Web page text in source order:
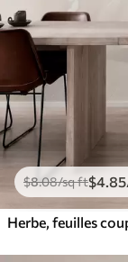
$8.08/sq ft$4.85
Herbe, feuilles